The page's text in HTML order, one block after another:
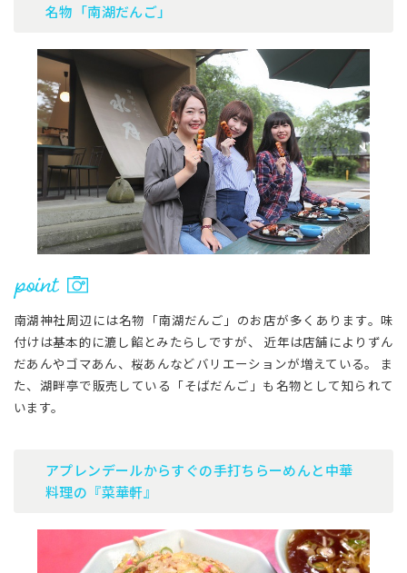
名物「南湖だんご」
南湖神社周辺には名物「南湖だんご」のお店が多くあります。味
付けは基本的に漉し餡とみたらしですが、 近年は店舗によりずん
だあんやゴマあん、桜あんなどバリエーションが増えている。 ま
た、湖畔亭で販売している「そばだんご」も名物として知られて
います。
アプレンデールからすぐの手打ちらーめんと中華
料理の『菜華軒』